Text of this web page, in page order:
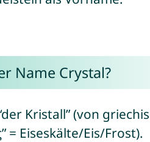
Name Crystal?
Kristall” (von
= Eiseskälte/Eis/Frost).